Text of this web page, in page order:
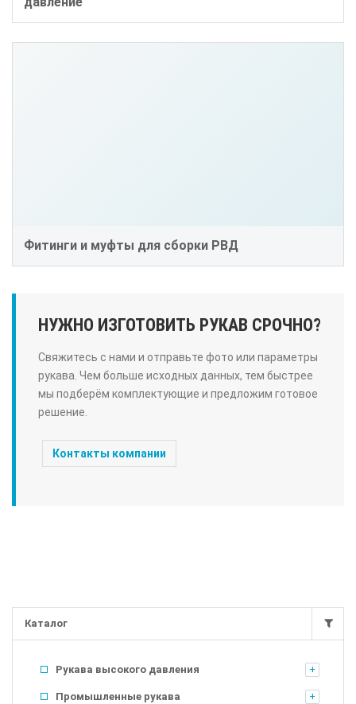
Фитинги и муфты для сборки РВД
НУЖНО ИЗГОТОВИТЬ РУКАВ СРОЧНО?
Свяжитесь с нами и отправьте фото или параметры
рукава. Чем больше исходных данных, тем быстрее
мы подберём комплектующие и предложим готовое
решение.
Контакты компании
Каталог
Рукава высокого давления
Промышленные рукава